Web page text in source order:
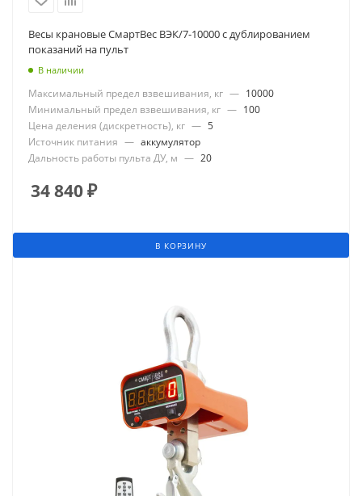
Весы крановые СмартВес ВЭК/7-10000 с дублированием
показаний на пульт
В наличии
Максимальный предел взвешивания, кг — 10000
Минимальный предел взвешивания, кг — 100
Цена деления (дискретность), кг — 5
Источник питания — аккумулятор
Дальность работы пульта ДУ, м — 20
34 840₽
В КОРЗИНУ